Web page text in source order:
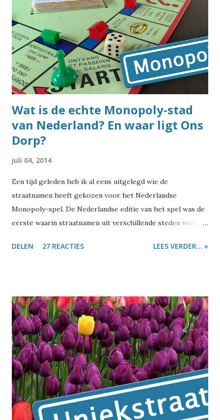
Wat is de echte Monopoly-stad
van Nederland? En waar ligt Ons
Dorp?
juli 04, 2014
Een tijd geleden heb ik al eens uitgelegd wie de
straatnamen heeft gekozen voor het Nederlandse
Monopoly-spel. De Nederlandse editie van het spel was de
eerste waarin straatnamen uit verschillende steden werden
te vinden die al die straatnamen heeft? Dan zouden ze daar
hoe bijzonder die straatnamen uit het Monopoly-spel
eigenlijk zijn. In de top-10 met straatnamen die in het
Nederland het meest voorkomen, staat één straat uit
Monopoly: de Dorpsstraat . Die komt in Nederland 315 keer
voor, van Aalsmeer tot Zwolle. De Brink komt 67 keer voor,
van Almelo tot Zuidwolde. Op 43 plaatsen ligt een
Steenstraat , van Alphen aan den Rijn tot in Zwolle. Dan
komen we bij een bijzonder geval: de Houtstraat komt 32
keer voor in Nederland (van Almere tot Wolvega), maar
DELEN 27 REACTIES LEES VERDER... »